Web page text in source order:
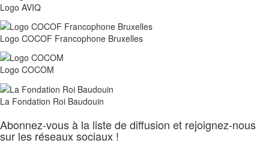
Logo AVIQ
Logo COCOF Francophone Bruxelles
Logo COCOM
La Fondation Roi Baudouin
Abonnez-vous à la liste de diffusion et rejoignez-nous
sur les réseaux sociaux !